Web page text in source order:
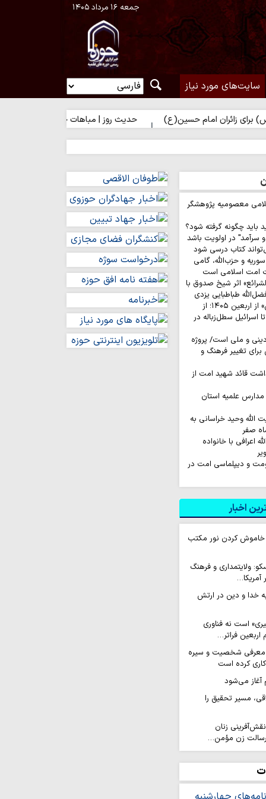
جمعه ۱۶ مرداد ۱۴۰۵
سایت‌های مورد نیاز
امام حسین(ع) حدیث روز | مباهات خداوند به زائر امام حسین(ع)
معصومیه پژوهشگر
باید چگونه گرفته شود؟
سرآمد" در اولویت باشد
کتاب درسی شود
و حزب‌الله، گامی
امت اسلامی است
اثر شیخ صدوق با
طباطبایی یزدی
روایت‌ کاربران «ایکس» از اربعین ۱۴۰۵؛ از
اسرائیل سطل‌زباله‌ در
و ملی است/ پروژه
تغییر فرهنگ و
قائد شهید امت از
علمیه استان
الله وحید خراسانی به
صفر
اعرافی با خانواده
و دیپلماسی امت در
اخبار
خاموش کردن نور مکتب
ولایتمداری و فرهنگ
آمریکا…
خدا و دین در ارتش
است نه فناوری
فراتر…
معرفی شخصیت و سیره
کرده است
آغاز می‌شود
مسیر تحقیق را
زنان
رسالت زن مؤمن…
بازخوانی آموزه‌های